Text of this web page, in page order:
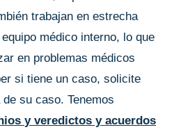
trabajan en estrecha
médico interno, lo que
en problemas médicos
si tiene un caso, solicite
su caso. Tenemos
y veredictos y acuerdos